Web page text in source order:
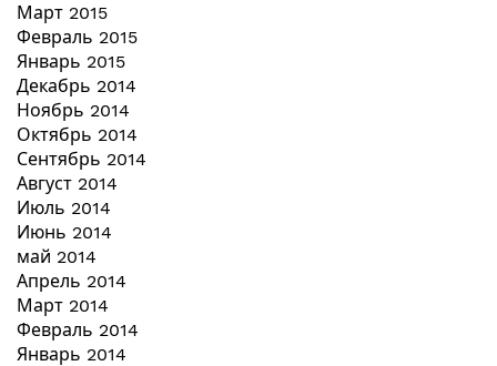
Март 2015
Февраль 2015
Январь 2015
Декабрь 2014
Ноябрь 2014
Октябрь 2014
Сентябрь 2014
Август 2014
Июль 2014
Июнь 2014
май 2014
Апрель 2014
Март 2014
Февраль 2014
Январь 2014